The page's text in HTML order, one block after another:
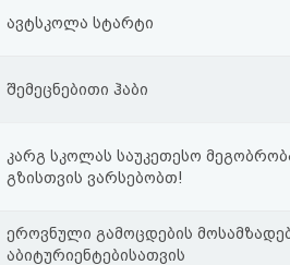
ავტსკოლა სტარტი
შემეცნებითი ჰაბი
კარგ სკოლას საუკეთესო
გზისთვის ვარსებობთ!
ეროვნული გამოცდების
აბიტურიენტებისათვის